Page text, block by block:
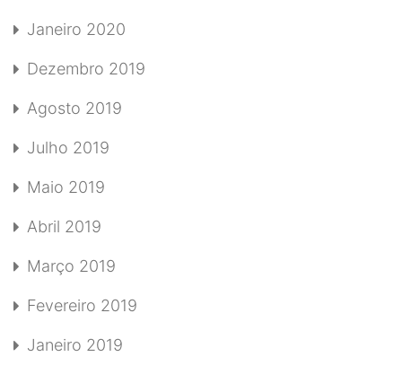
Janeiro 2020
Dezembro 2019
Agosto 2019
Julho 2019
Maio 2019
Abril 2019
Março 2019
Fevereiro 2019
Janeiro 2019